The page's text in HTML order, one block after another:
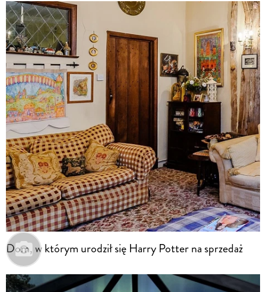
Dom, w którym urodził się Harry Potter na sprzedaż